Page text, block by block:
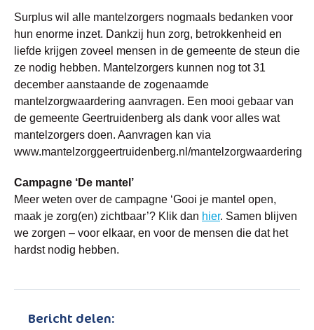
Surplus wil alle mantelzorgers nogmaals bedanken voor
hun enorme inzet. Dankzij hun zorg, betrokkenheid en
liefde krijgen zoveel mensen in de gemeente de steun die
ze nodig hebben. Mantelzorgers kunnen nog tot 31
december aanstaande de zogenaamde
mantelzorgwaardering aanvragen. Een mooi gebaar van
de gemeente Geertruidenberg als dank voor alles wat
mantelzorgers doen. Aanvragen kan via
www.mantelzorggeertruidenberg.nl/mantelzorgwaardering
Campagne ‘De mantel’
Meer weten over de campagne ‘Gooi je mantel open,
maak je zorg(en) zichtbaar’? Klik dan hier. Samen blijven
we zorgen – voor elkaar, en voor de mensen die dat het
hardst nodig hebben.
Bericht delen: